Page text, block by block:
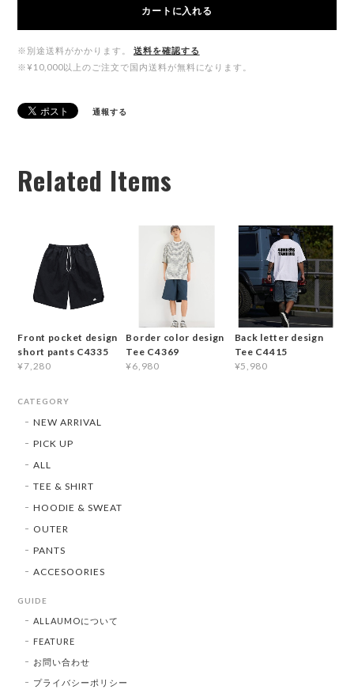
カートに入れる
※別途送料がかかります。
送料を確認する
※¥10,000以上のご注文で国内送料が無料になります。
通報する
Related Items
Front pocket design
short pants C4335
¥7,280
Border color design
Tee C4369
¥6,980
Back letter design
Tee C4415
¥5,980
CATEGORY
NEW ARRIVAL
PICK UP
ALL
TEE & SHIRT
HOODIE & SWEAT
OUTER
PANTS
ACCESOORIES
GUIDE
ALLAUMOについて
FEATURE
お問い合わせ
プライバシーポリシー